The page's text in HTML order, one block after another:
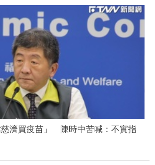
濟買疫苗」 陳時中苦喊：不實指